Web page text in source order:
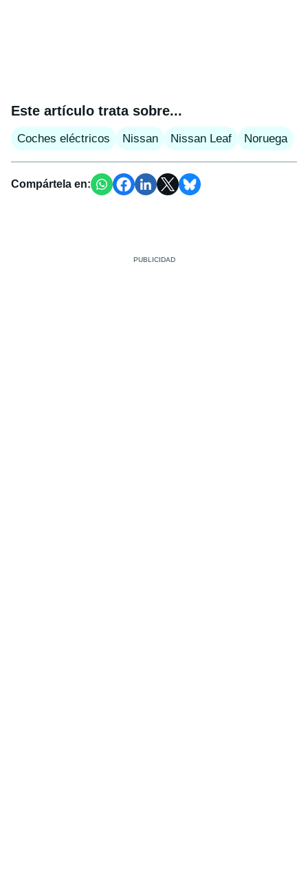
Este artículo trata sobre...
Coches eléctricos Nissan Nissan Leaf Noruega
Compártela en: